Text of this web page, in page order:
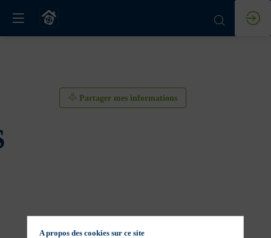
Partager mes informations
A propos des cookies sur ce site